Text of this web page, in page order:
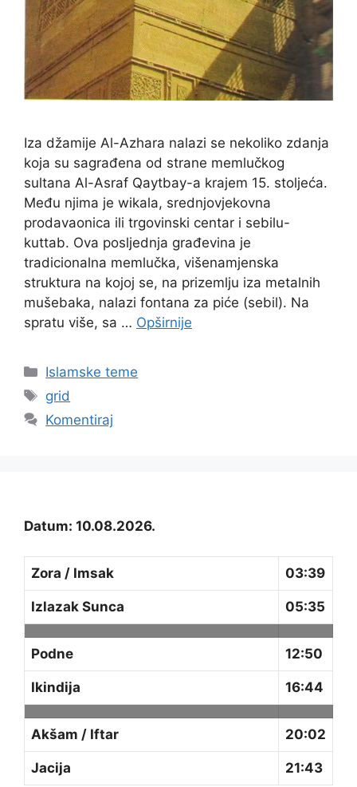
Iza džamije Al-Azhara nalazi se nekoliko zdanja
koja su sagrađena od strane memlučkog
sultana Al-Asraf Qaytbay-a krajem 15. stoljeća.
Među njima je wikala, srednjovjekovna
prodavaonica ili trgovinski centar i sebilu-
kuttab. Ova posljednja građevina je
tradicionalna memlučka, višenamjenska
struktura na kojoj se, na prizemlju iza metalnih
mušebaka, nalazi fontana za piće (sebil). Na
spratu više, sa … Opširnije
Kategorije
Islamske teme
Oznake
grid
Komentiraj
Datum: 10.08.2026.
Zora / Imsak 03:39
Izlazak Sunca 05:35
Podne 12:50
Ikindija 16:44
Akšam / Iftar 20:02
Jacija 21:43